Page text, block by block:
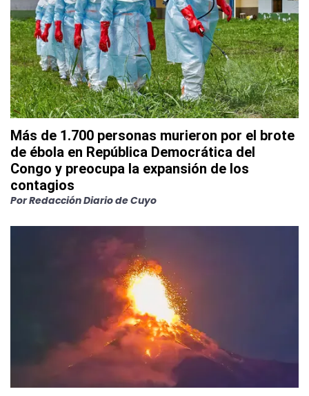
Más de 1.700 personas murieron por el brote
de ébola en República Democrática del
Congo y preocupa la expansión de los
contagios
PorRedacción Diario de Cuyo